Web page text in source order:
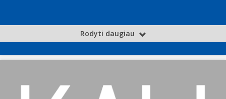
Rodyti daugiau